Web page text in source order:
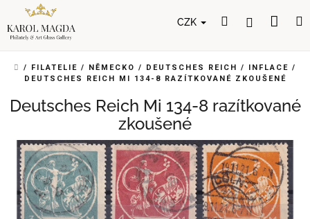
obsah
CZK HledatPřihlášení
DOMŮ
/ FILATELIE / NĚMECKO / DEUTSCHES REICH / INFLACE /
DEUTSCHES REICH MI 134-8 RAZÍTKOVANÉ ZKOUŠENÉ
Deutsches Reich Mi 134-8 razítkované
zkoušené